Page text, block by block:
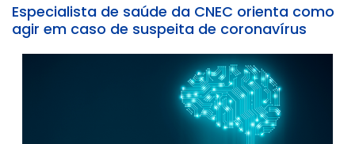
Especialista de saúde da CNEC orienta como
agir em caso de suspeita de coronavírus